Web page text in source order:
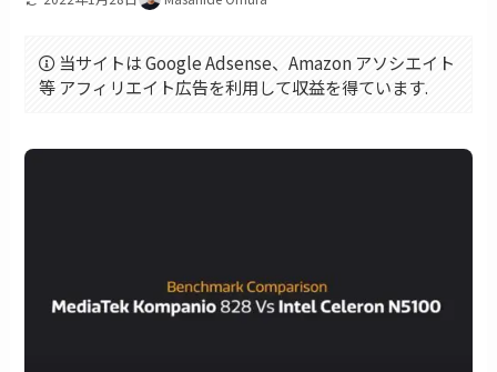
当サイトは Google Adsense、Amazon アソシエイト
等 アフィリエイト広告を利用して収益を得ています.